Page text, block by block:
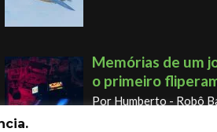
Memórias de um
o primeiro
Por Humberto - Robô